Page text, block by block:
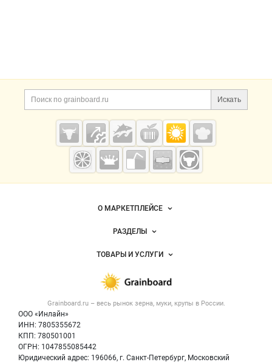
Дополнительная информация
Поиск по сайту и
Искать
Cсылки на полезные проекты
Grainboard.ru
— зерно и
мука
Важные разделы и контакты
Grainboard.ru – весь рынок зерна, муки, крупы в России.
ООО «Инлайн»
ИНН: 7805355672
КПП: 780501001
ОГРН: 1047855085442
Юридический адрес: 196066, г. Санкт-Петербург, Московский
Навигация по сайтуО МАРКЕТПЛЕЙСЕ
Новости Grainboard.ru
Размещение рекламы
Публичная оферта
Контактная информация
Политика обработки персональных данных
РАЗДЕЛЫ
Объявления
Новости рынка
ТОВАРЫ И УСЛУГИ
Крупы
Мука